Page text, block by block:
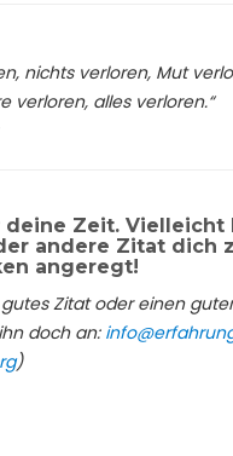
nichts verloren, Mut
verloren, alles verloren.“
deine Zeit. Vielleicht
andere Zitat dich
angeregt!
Zitat oder einen
doch an:
)